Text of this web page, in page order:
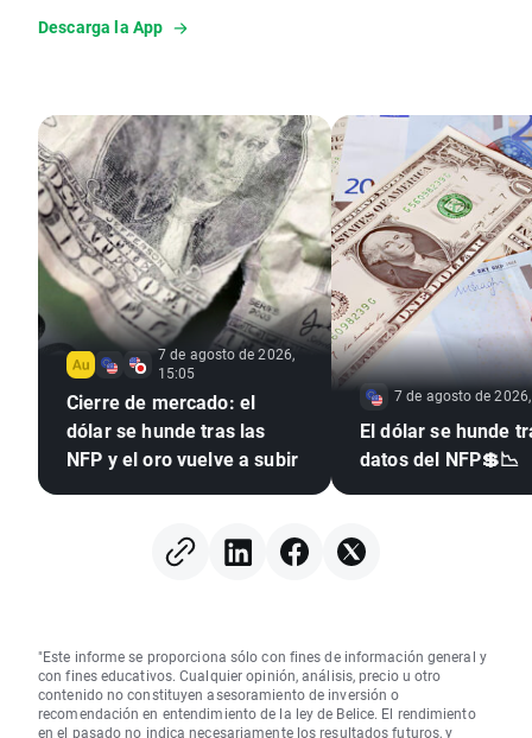
Descarga la App
7 de agosto de 2026,
15:05
Cierre de mercado: el
dólar se hunde tras las
NFP y el oro vuelve a subir
7 de agosto de
El dólar se hunde
datos del NFP💲📉
"Este informe se proporciona sólo con fines de información general y
con fines educativos. Cualquier opinión, análisis, precio u otro
contenido no constituyen asesoramiento de inversión o
recomendación en entendimiento de la ley de Belice. El rendimiento
en el pasado no indica necesariamente los resultados futuros, y